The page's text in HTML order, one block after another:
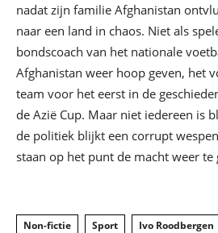
nadat zijn familie Afghanistan
naar een land in chaos. Niet als
bondscoach van het nationale
Afghanistan weer hoop geven, het
team voor het eerst in de
de Azië Cup. Maar niet iedereen is
de politiek blijkt een corrupt
staan op het punt de macht weer te
Non-fictie Sport Ivo Roodbergen